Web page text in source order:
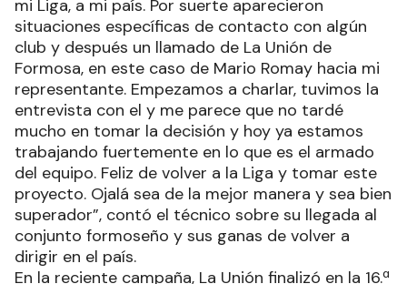
mi Liga, a mi país. Por suerte aparecieron
situaciones específicas de contacto con algún
club y después un llamado de La Unión de
Formosa, en este caso de Mario Romay hacia mi
representante. Empezamos a charlar, tuvimos la
entrevista con el y me parece que no tardé
mucho en tomar la decisión y hoy ya estamos
trabajando fuertemente en lo que es el armado
del equipo. Feliz de volver a la Liga y tomar este
proyecto. Ojalá sea de la mejor manera y sea bien
superador”, contó el técnico sobre su llegada al
conjunto formoseño y sus ganas de volver a
dirigir en el país.
En la reciente campaña, La Unión finalizó en la 16.ª